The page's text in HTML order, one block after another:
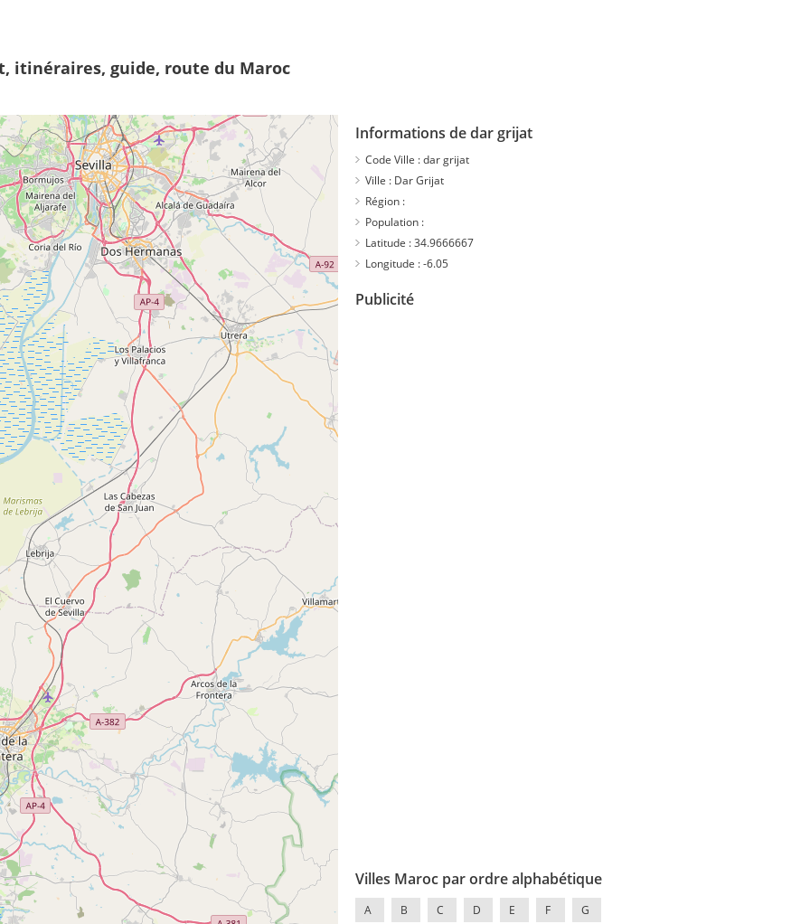
itinéraires, guide, route du Maroc
Informations de dar grijat
Code Ville :dar grijat
Ville : Dar Grijat
Région :
Population :
Latitude :34.9666667
Longitude :-6.05
Publicité
Villes Maroc par ordre alphabétique
A B C D E F G